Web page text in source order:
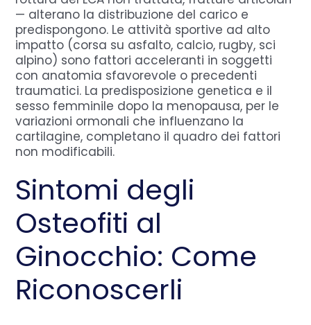
— alterano la distribuzione del carico e
predispongono. Le attività sportive ad alto
impatto (corsa su asfalto, calcio, rugby, sci
alpino) sono fattori acceleranti in soggetti
con anatomia sfavorevole o precedenti
traumatici. La predisposizione genetica e il
sesso femminile dopo la menopausa, per le
variazioni ormonali che influenzano la
cartilagine, completano il quadro dei fattori
non modificabili.
Sintomi degli
Osteofiti al
Ginocchio: Come
Riconoscerli